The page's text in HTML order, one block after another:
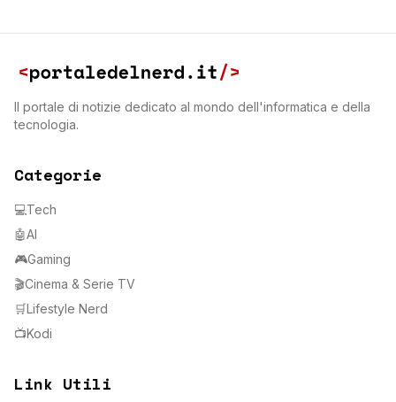
Il portale di notizie dedicato al mondo dell'informatica e della
tecnologia.
Categorie
💻Tech
🤖AI
🎮Gaming
🎬Cinema & Serie TV
🛒Lifestyle Nerd
📺Kodi
Link Utili